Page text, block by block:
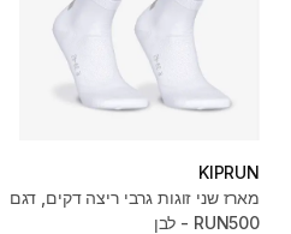
KIPRUN
מארז שני זוגות גרבי ריצה דקים, דגם
RUN500 - לבן